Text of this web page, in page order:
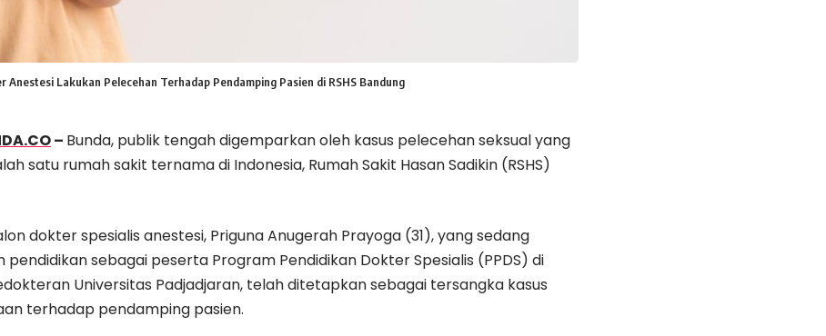
Anestesi Lakukan Pelecehan Terhadap Pendamping Pasien di RSHS Bandung
– Bunda, publik tengah digemparkan oleh kasus pelecehan seksual yang
satu rumah sakit ternama di Indonesia, Rumah Sakit Hasan Sadikin (RSHS)
dokter spesialis anestesi, Priguna Anugerah Prayoga (31), yang sedang
pendidikan sebagai peserta Program Pendidikan Dokter Spesialis (PPDS) di
Universitas Padjadjaran, telah ditetapkan sebagai tersangka kasus
terhadap pendamping pasien.